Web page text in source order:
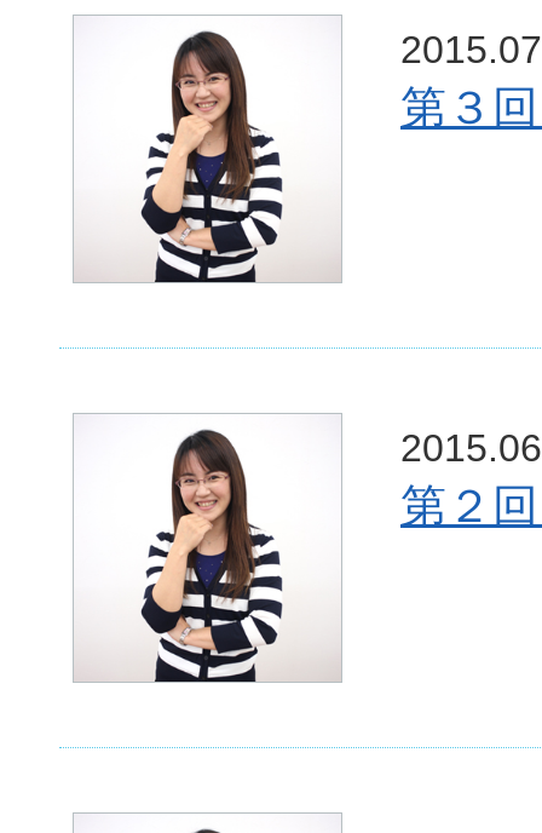
第３
第２